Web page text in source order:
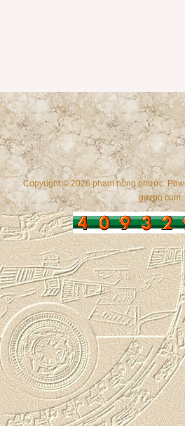
Copyright © 2026 phạm hồng phước.
gazpo.com.